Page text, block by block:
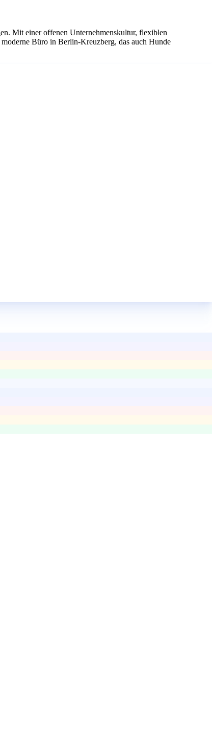
Mit einer offenen Unternehmenskultur, flexiblen
Büro in Berlin-Kreuzberg, das auch Hunde